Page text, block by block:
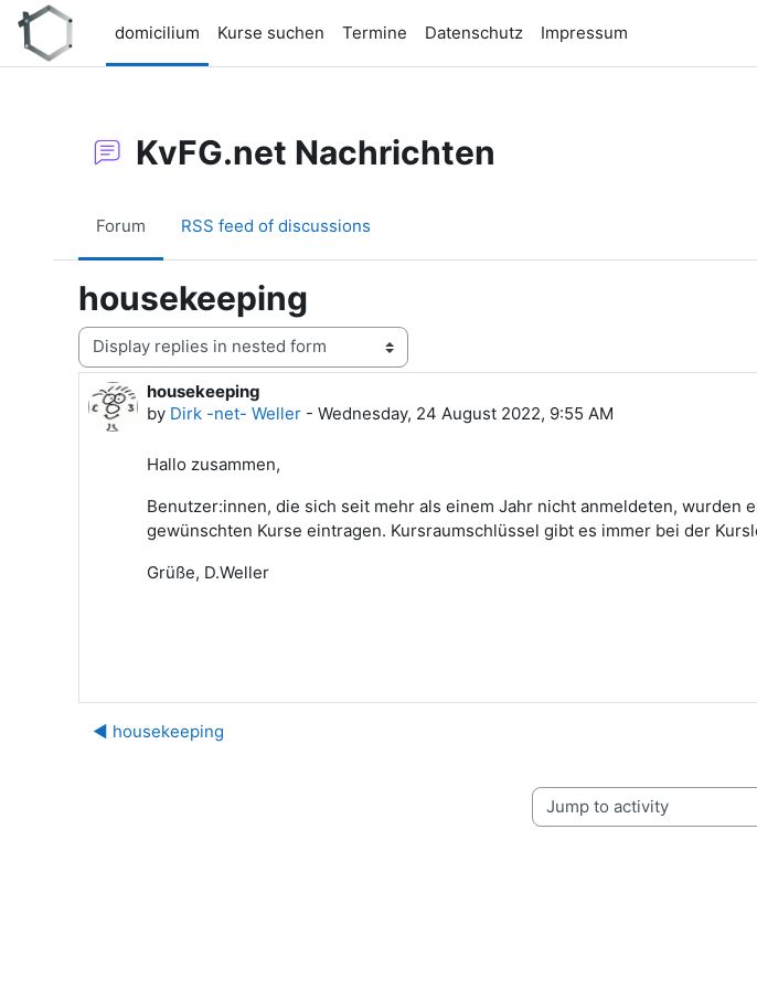
Skip to main content
domicilium
Kurse suchen Termine Datenschutz Impressum
KvFG.net Nachrichten
Forum RSS feed of discussions
housekeeping
Display mode
housekeeping
by Dirk -net- Weller - Wednesday, 24 August 2022, 9:55 AM
Number of replies: 0
Hallo zusammen,
Benutzer:innen, die sich seit mehr als einem Jahr nicht anmeldeten,
gewünschten Kurse eintragen. Kursraumschlüssel gibt es immer bei der
Grüße, D.Weller
◀︎ housekeeping
Jump to activity